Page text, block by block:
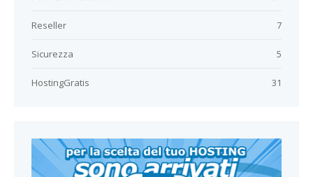
7
Reseller
5
Sicurezza
31
HostingGratis